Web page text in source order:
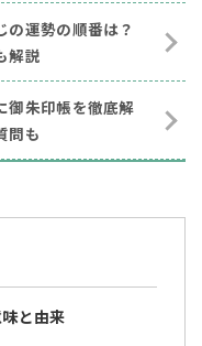
の運勢の順番は？
解説
御朱印帳を徹底解
問も
と由来